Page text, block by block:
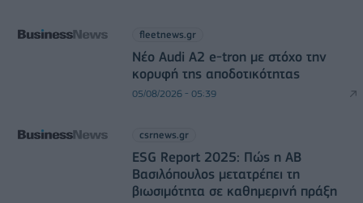
fleetnews.gr
Νέο Audi A2 e-tron με στόχο την
κορυφή της αποδοτικότητας
05/08/2026 - 05:39
csrnews.gr
ESG Report 2025: Πώς η ΑΒ
Βασιλόπουλος μετατρέπει τη
βιωσιμότητα σε καθημερινή πράξη